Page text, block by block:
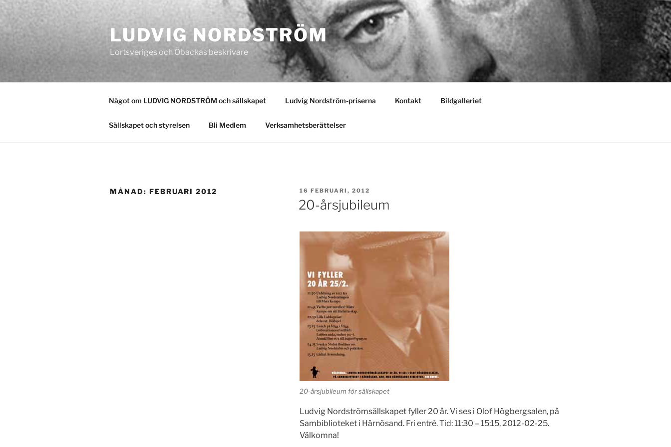
Hoppa
innehåll
LUDVIG NORDSTRÖM
Lortsveriges och Öbackas beskrivare
Något om LUDVIG NORDSTRÖM och sällskapet Ludvig Nordström-priserna Kontakt Bildgalleriet
Sällskapet och styrelsen Bli Medlem Verksamhetsberättelser
MÅNAD: FEBRUARI 2012 PUBLICERAT
16 FEBRUARI, 2012
20-årsjubileum
20-årsjubileum för sällskapet
Ludvig Nordströmsällskapet fyller 20 år. Vi ses i Olof Högbergsalen, på
Sambiblioteket i Härnösand. Fri entré. Tid: 11:30 – 15:15, 2012-02-25.
Välkomna!